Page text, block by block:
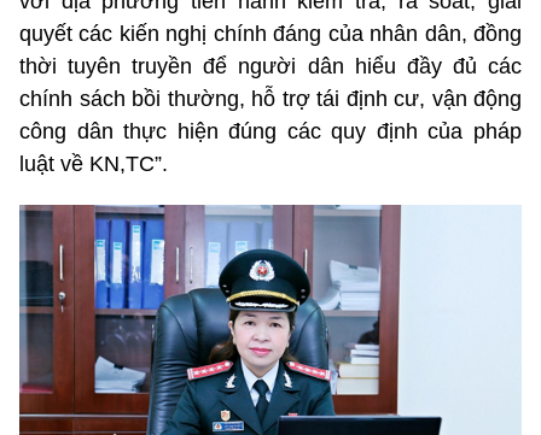
quyết các kiến nghị chính đáng của nhân dân, đồng
thời tuyên truyền để người dân hiểu đầy đủ các
chính sách bồi thường, hỗ trợ tái định cư, vận động
công dân thực hiện đúng các quy định của pháp
luật về KN,TC”.